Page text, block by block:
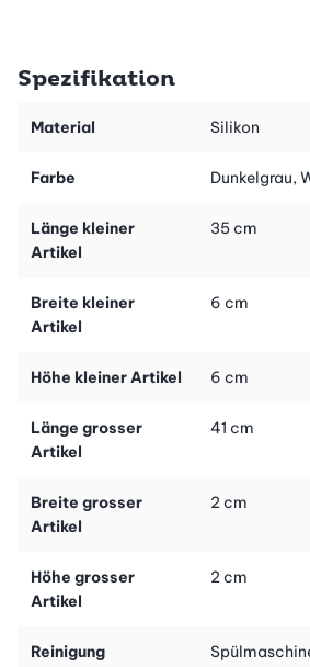
Flecken oder Schmutz gereinigt.
Sauber, hygienisch und langlebig
gereinigt werden. Somit bleiben die
Spezifikation
Material Silikon
Farbe Dunkelgrau,
Länge kleiner
Artikel
35 cm
Breite kleiner
Artikel
6 cm
Höhe kleiner Artikel 6 cm
Länge grosser
Artikel
41 cm
Breite grosser
Artikel
2 cm
Höhe grosser
Artikel
2 cm
Reinigung